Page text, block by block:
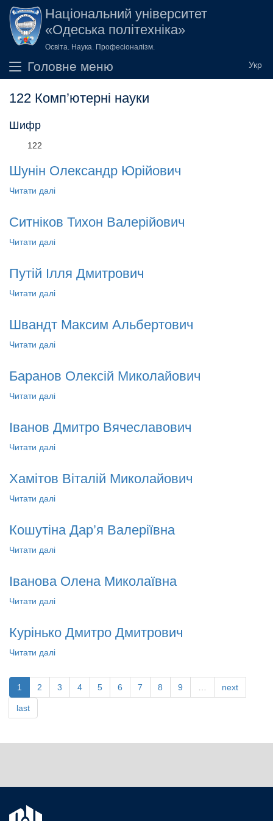
Перейти до основного вмісту
Національний університет
«Одеська політехніка»
Освіта. Наука. Професіоналізм.
Головне меню
122 Комп’ютерні науки
Шифр
122
Шунін Олександр Юрійович
Читати далі
Ситніков Тихон Валерійович
Читати далі
Путій Ілля Дмитрович
Читати далі
Швандт Максим Альбертович
Читати далі
Баранов Олексій Миколайович
Читати далі
Іванов Дмитро Вячеславович
Читати далі
Хамітов Віталій Миколайович
Читати далі
Кошутіна Дар’я Валеріївна
Читати далі
Іванова Олена Миколаївна
Читати далі
Курінько Дмитро Дмитрович
Читати далі
1 2 3 4 5 6 7 8 9 next
last